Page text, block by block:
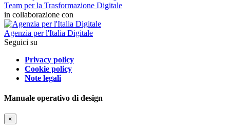
Team per la Trasformazione Digitale
in collaborazione con
Agenzia per l'Italia Digitale
Seguici su
Privacy policy
Cookie policy
Note legali
Manuale operativo di design
×